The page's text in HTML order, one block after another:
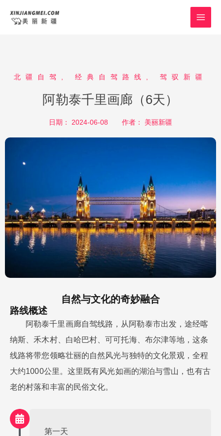
北疆自驾 经典自驾路线 驾驭新疆
阿勒泰千里画廊（6天）
日期： 2024-06-08 作者： 美丽新疆
自然与文化的奇妙融合
路线概述
阿勒泰千里画廊自驾线路，从阿勒泰市出发，途经喀
纳斯、禾木村、白哈巴村、可可托海、布尔津等地，这条
线路将带您领略壮丽的自然风光与独特的文化景观，全程
大约1000公里。这里既有风光如画的湖泊与雪山，也有古
老的村落和丰富的民俗文化。
第一天